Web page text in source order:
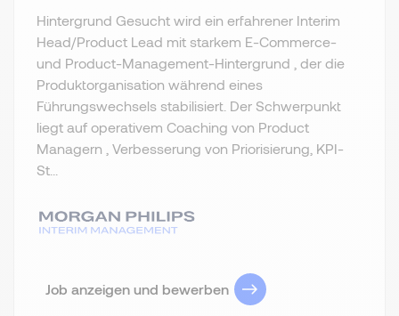
Hintergrund Gesucht wird ein erfahrener Interim
Head/Product Lead mit starkem E-Commerce-
und Product-Management-Hintergrund , der die
Produktorganisation während eines
Führungswechsels stabilisiert. Der Schwerpunkt
liegt auf operativem Coaching von Product
Managern , Verbesserung von Priorisierung, KPI-
St...
Job anzeigen und bewerben